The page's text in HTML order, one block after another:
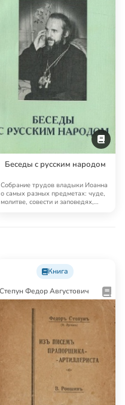
Книга Аудио
Иоанн (Шаховской),
архиепископ
Собрание трудов владыки Иоанна
о самых разных предметах: чуде,
молитве, совести и заповедях,
творени…
Книга
Степун Федор Августович